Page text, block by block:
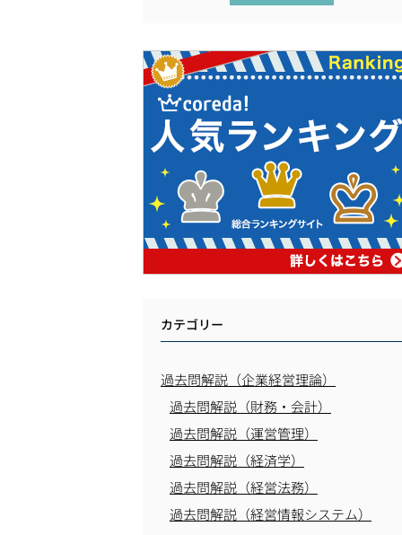
カテゴリー
過去問解説（企業経営理論）
過去問解説（財務・会計）
過去問解説（運営管理）
過去問解説（経済学）
過去問解説（経営法務）
過去問解説（経営情報システム）